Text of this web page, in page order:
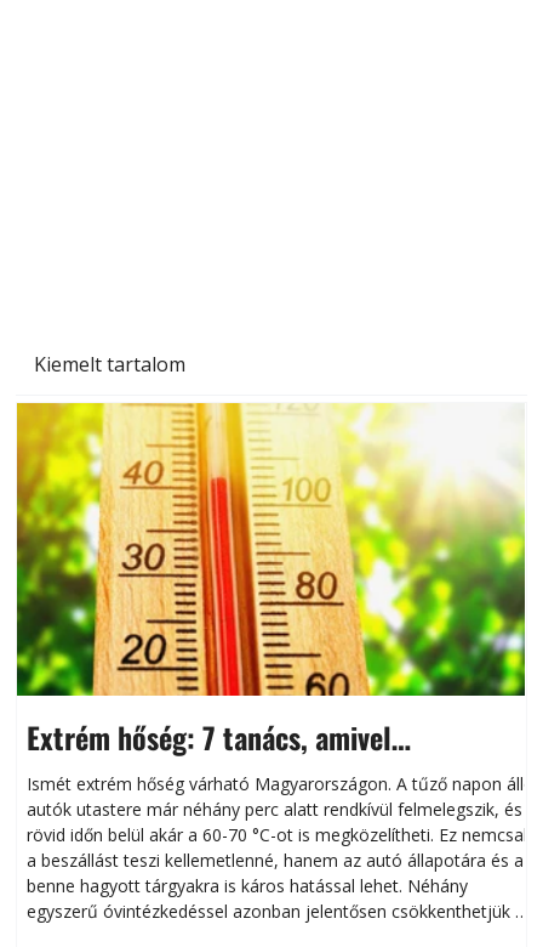
Kiemelt tartalom
Extrém hőség: 7 tanács, amivel
megóvhatjuk autónkat a nyári károktól
Ismét extrém hőség várható Magyarországon. A tűző napon álló
autók utastere már néhány perc alatt rendkívül felmelegszik, és
rövid időn belül akár a 60-70 °C-ot is megközelítheti. Ez nemcsak
a beszállást teszi kellemetlenné, hanem az autó állapotára és a
benne hagyott tárgyakra is káros hatással lehet. Néhány
egyszerű óvintézkedéssel azonban jelentősen csökkenthetjük a